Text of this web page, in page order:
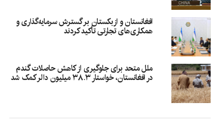
افغانستان و ازبکستان بر گسترش سرمایه‌گذاری و
همکاری‌های تجارتی تأکید کردند
ملل متحد برای جلوگیری از کاهش حاصلات گندم
در افغانستان، خواستار ۳۸.۳ میلیون دالر کمک شد